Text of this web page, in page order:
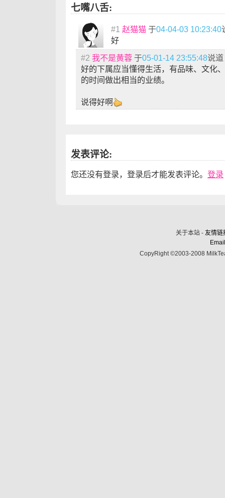
七嘴八舌:
#1 赵猫猫 于04-04-03 10:23:40
好
#2 我不是黄蓉 于05-01-14 23:55:48说道
好的下属应当懂得生活，有品味、文化
的时间做出相当的业绩。
说得好啊
发表评论:
您还没有登录，登录后才能发表评论。 登录
关于本站 - 友情链
CopyRight ©2003-2008